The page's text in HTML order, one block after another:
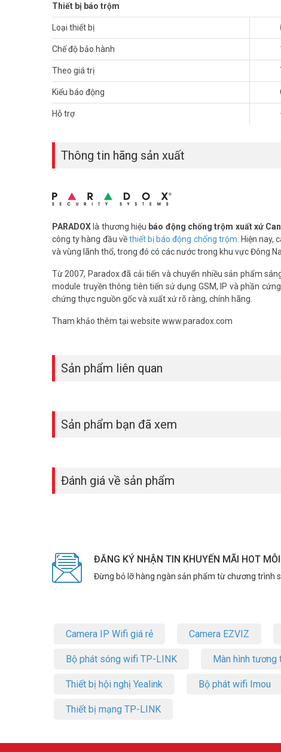
Thiết bị báo trộm
Loại thiết bị
Chế độ bảo hành
Theo giá trị
Kiểu báo động
Hỗ trợ
Thông tin hãng sản xuất
PARADOXlà thương hiệu báo động chống trộm xuất xứ
công ty hàng đầu vềthiết bị báo động chống trộm . Hiện
và vùng lãnh thổ, trong đó có các nước trong khu vực Đông
Từ 2007, Paradox đã cải tiến và chuyển nhiều sản phẩm
module truyền thông tiên tiến sử dụng GSM, IP và phần
chứng thực nguồn gốc và xuất xứ rõ ràng, chính hãng.
​Tham khảo thêm tại website www.paradox.com
Sản phẩm liên quan
Sản phẩm bạn đã xem
Đánh giá về sản phẩm
ĐĂNG KÝ NHẬN TIN KHUYẾN MÃI HOT
Đừng bỏ lỡ hàng ngàn sản phẩm từ chương trình
Camera IP Wifi giá rẻ Camera EZVIZ
Bộ phát sóng wifi TP-LINK Màn hình tương
Thiết bị hội nghị Yealink Bộ phát wifi Imou
Thiết bị mạng TP-LINK